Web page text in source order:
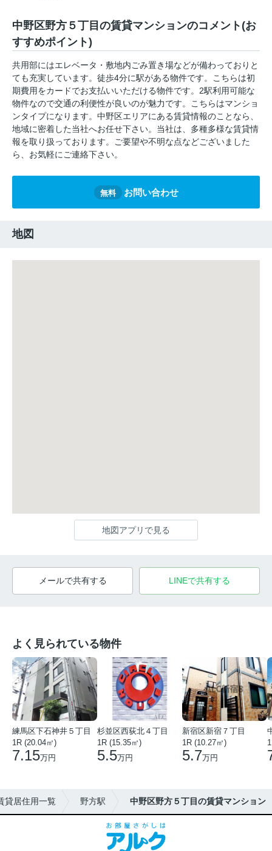
中野区野方５丁目の賃貸マンションのコメント(お
すすめポイント)
共用部にはエレベータ・敷地内ごみ置き場などが備わっておりと
ても充実しています。徒歩4分に駅がある物件です。こちらは初
期費用をカードでお支払いいただける物件です。2駅利用可能な
物件なので交通の利便性が良いのが魅力です。こちらはマンショ
ンタイプになります。中野区エリアにある賃貸情報のことなら、
地域に密着した当社へお任せ下さい。当社は、多種多様な賃貸情
報を取り扱っております。ご要望や不明な点などございました
ら、お気軽にご連絡下さい。
無料 お問い合わせ
地図
地図アプリで見る
メールで共有する LINEで共有する
よく見られている物件
練馬区下石神井５丁目
1R (20.04㎡)
7.15万円
杉並区西荻北４丁目
1R (15.35㎡)
5.5万円
新宿区新宿７丁目
1R (10.27㎡)
5.7万円
貸居住用一覧 野方駅 中野区野方５丁目の賃貸マンション